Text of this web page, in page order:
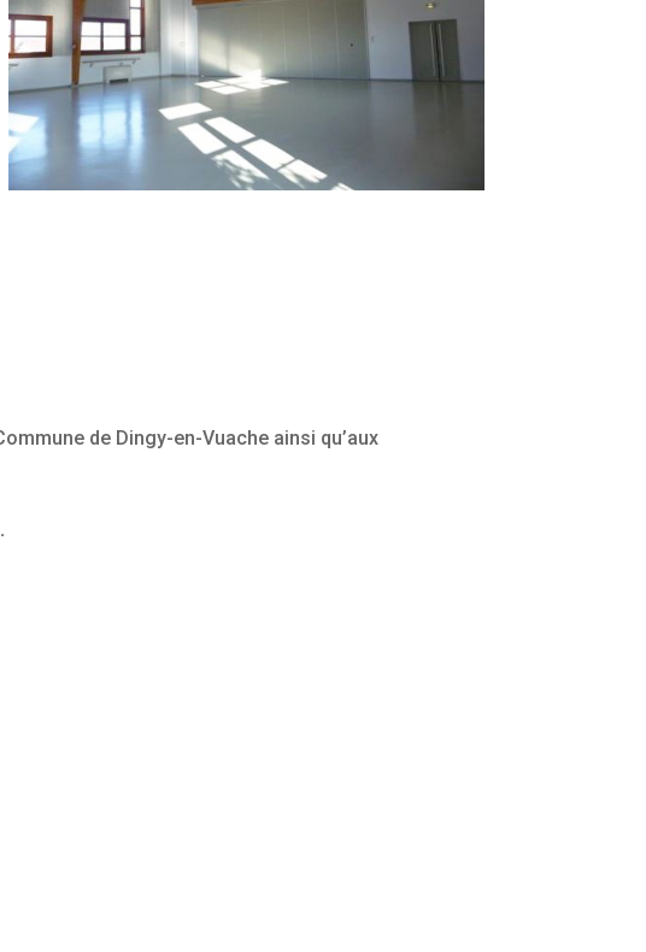
de Dingy-en-Vuache ainsi qu’aux